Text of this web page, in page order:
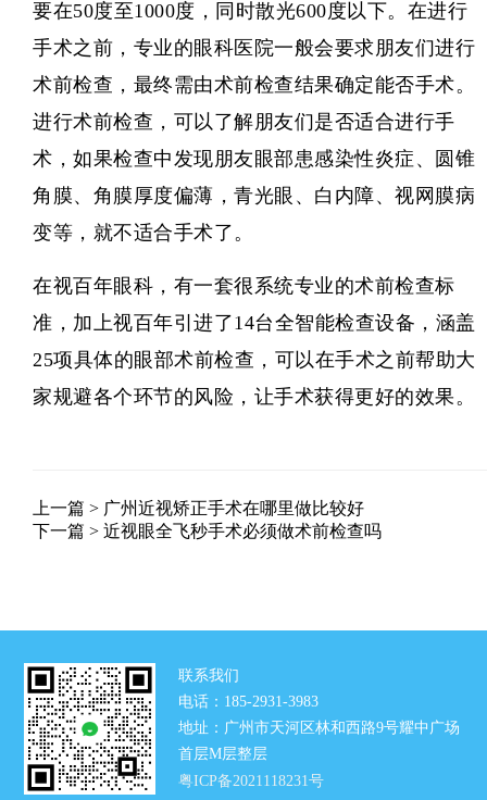
要在50度至1000度，同时散光600度以下。在进行
手术之前，专业的眼科医院一般会要求朋友们进行
术前检查，最终需由术前检查结果确定能否手术。
进行术前检查，可以了解朋友们是否适合进行手
术，如果检查中发现朋友眼部患感染性炎症、圆锥
角膜、角膜厚度偏薄，青光眼、白内障、视网膜病
变等，就不适合手术了。
在视百年眼科 ，有一套很系统专业的术前检查标
准，加上视百年引进了14台全智能检查设备，涵盖
25项具体的眼部术前检查，可以在手术之前帮助大
家规避各个环节的风险，让手术获得更好的效果。
上一篇 > 广州近视矫正手术在哪里做比较好
下一篇 > 近视眼全飞秒手术必须做术前检查吗
联系我们
电话：185-2931-3983
地址：广州市天河区林和西路9号耀中广场
首层M层整层
粤ICP备2021118231号